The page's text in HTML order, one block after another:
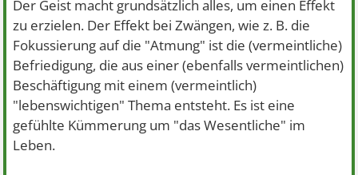
Der Geist macht grundsätzlich alles, um einen Effekt
zu erzielen. Der Effekt bei Zwängen, wie z. B. die
Fokussierung auf die "Atmung" ist die (vermeintliche)
Befriedigung, die aus einer (ebenfalls vermeintlichen)
Beschäftigung mit einem (vermeintlich)
"lebenswichtigen" Thema entsteht. Es ist eine
gefühlte Kümmerung um "das Wesentliche" im
Leben.